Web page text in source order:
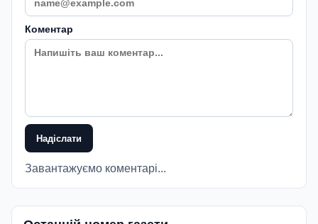
Коментар
Надіслати
Завантажуємо коментарі...